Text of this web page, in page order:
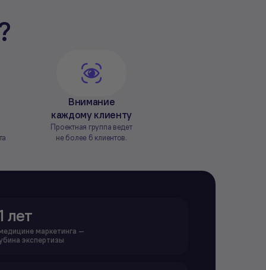
Внимание
каждому клиенту
Проектная группа ведет
не более 6 клиентов.
лет
маркетинга —
экспертизы